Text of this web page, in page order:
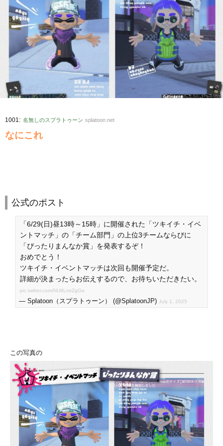
1001 : 名無しのスプラトゥーン splatoon.net
なにこれ
公式のポスト
「6/29(日)昼13時～15時」に開催された「ツキイチ・イベ
ントマッチ」の「チーム部門」の上位3チームならびに
「ぴったりまんなか賞」を発表するぞ！
おめでとう！
ツキイチ・イベントマッチは次回も開催予定だ。
詳細が決まったらお伝えするので、お待ちいただきたい。
pic.twitter.com/NU9LmrZgGa
— Splatoon（スプラトゥーン） (@SplatoonJP) July 1, 2025
この写真の